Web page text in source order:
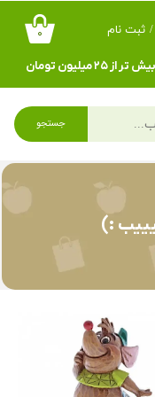
۰ / ثبت نام
تومان
جستجو
:)